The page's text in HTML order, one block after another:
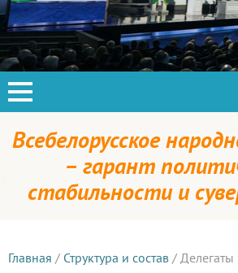
Всебелорусское
– гарант
стабильности и
Главная / Структура и состав /